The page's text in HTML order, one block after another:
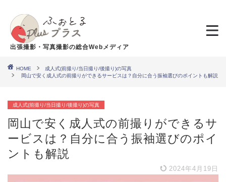
出張撮影・写真撮影の総合Webメディア
HOME
成人式(前撮り/当日撮り/後撮り)の写真
岡山で安く成人式の前撮りができるサービスは？自分に合う振袖選びのポイントも解説
成人式(前撮り/当日撮り/後撮り)の写真
岡山で安く成人式の前撮りができるサ
ービスは？自分に合う振袖選びのポイ
ントも解説
2024年4月19日